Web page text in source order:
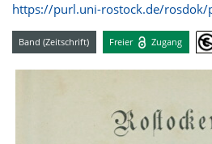
https://purl.uni-rostock.de/rosdok/
Band (Zeitschrift) Freier Zugang